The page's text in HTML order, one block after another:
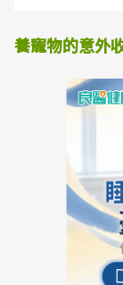
養寵物的意外